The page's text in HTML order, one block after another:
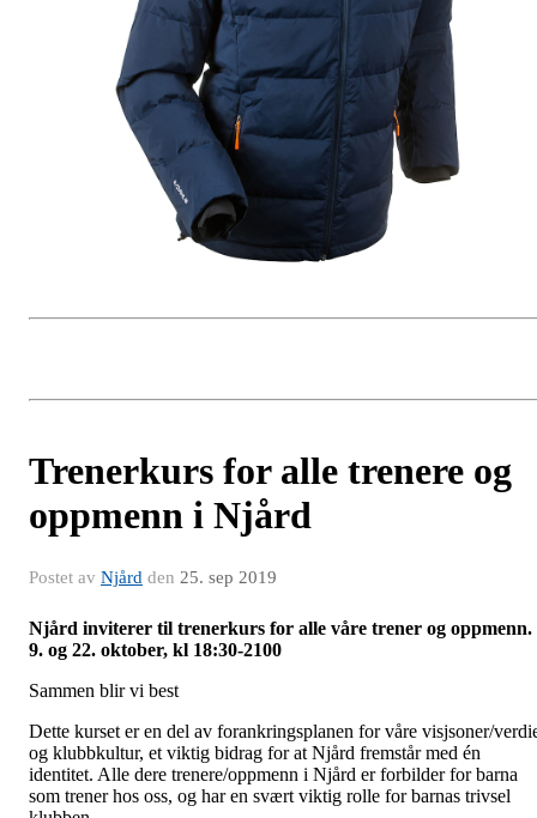
Trenerkurs for alle trenere og
oppmenn i Njård
Postet av Njård den 25. sep 2019
Njård inviterer til trenerkurs for alle våre trener og oppmenn.
9. og 22. oktober, kl 18:30-2100
Sammen blir vi best
Dette kurset er en del av forankringsplanen for våre visjsoner/
og klubbkultur, et viktig bidrag for at Njård fremstår med én
identitet. Alle dere trenere/oppmenn i Njård er forbilder for barna
som trener hos oss, og har en svært viktig rolle for barnas trivsel